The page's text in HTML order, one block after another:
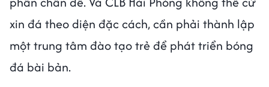
xin đá theo diện đặc cách, cần phải thành lập
một trung tâm đào tạo trẻ để phát triển bóng
đá bài bản.